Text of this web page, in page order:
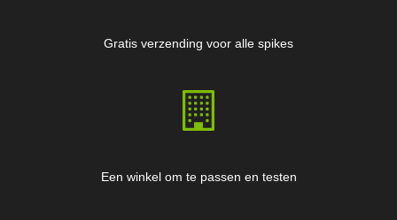
Gratis verzending voor alle spikes
Een winkel om te passen en testen